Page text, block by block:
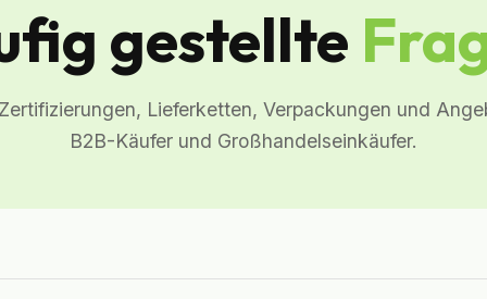
gestellte
Lieferketten, Verpackungen und
B2B-Käufer und Großhandelseinkäufer.